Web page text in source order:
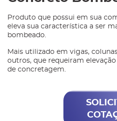
Produto que possui em sua
eleva sua característica a ser
bombeado.
Mais utilizado em vigas,
outros, que requeiram
de concretagem.